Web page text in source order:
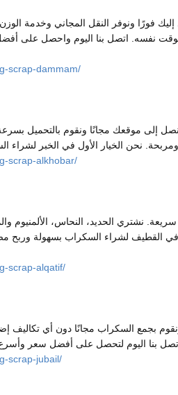
فورًا ونوفر النقل المجاني وخدمة الوزن
نفسه. اتصل بنا اليوم واحصل على
scrap-dammam/
إلى موقعك مجانًا ونقوم بالتحميل
scrap-alkhobar/
نشتري الحديد، النحاس، الألمنيوم
القطيف لشراء السكراب بسهولة وربح
scrap-alqatif/
بجمع السكراب مجانًا دون أي تكاليف
scrap-jubail/